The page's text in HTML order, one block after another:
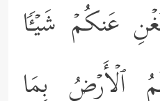
عَنكُمۡ شَیۡـࣰٔا
ٱلۡأَرۡضُ بِمَا